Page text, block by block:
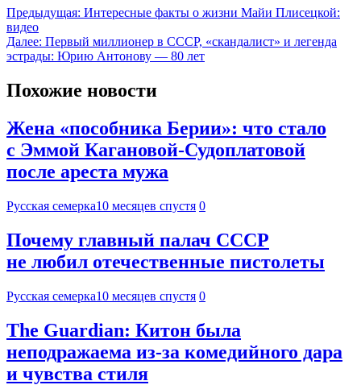
Предыдущая: Интересные факты о жизни Майи Плисецкой:
видео
Далее: Первый миллионер в СССР, «скандалист» и легенда
эстрады: Юрию Антонову — 80 лет
Похожие новости
Жена «пособника Берии»: что стало
с Эммой Кагановой-Судоплатовой
после ареста мужа
Русская семерка10 месяцев спустя 0
Почему главный палач СССР
не любил отечественные пистолеты
Русская семерка10 месяцев спустя 0
The Guardian: Китон была
неподражаема из-за комедийного дара
и чувства стиля